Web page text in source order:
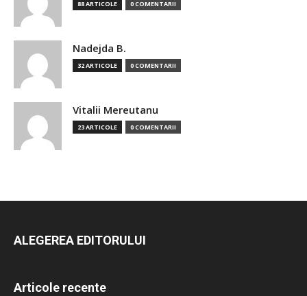
88 ARTICOLE 0 COMENTARII
Nadejda B.
32 ARTICOLE 0 COMENTARII
Vitalii Mereutanu
23 ARTICOLE 0 COMENTARII
ALEGEREA EDITORULUI
Articole recente